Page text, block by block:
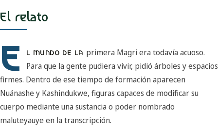
El relato
E L MUNDO DE LA primera Magri era todavía acuoso.
Para que la gente pudiera vivir, pidió árboles y espacios
firmes. Dentro de ese tiempo de formación aparecen
Nuánashe y Kashindukwe, figuras capaces de modificar su
cuerpo mediante una sustancia o poder nombrado
maluteyauye en la transcripción.